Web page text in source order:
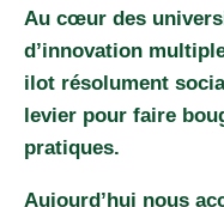
Au cœur des
d’innovation
ilot résolument
levier pour faire
pratiques.
Aujourd’hui nous